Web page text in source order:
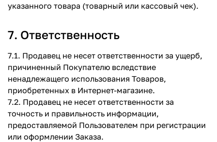
указанного товара (товарный или кассовый чек).
7. Ответственность
7.1. Продавец не несет ответственности за ущерб,
причиненный Покупателю вследствие
ненадлежащего использования Товаров,
приобретенных в Интернет-магазине.
7.2. Продавец не несет ответственности за
точность и правильность информации,
предоставляемой Пользователем при регистрации
или оформлении Заказа.